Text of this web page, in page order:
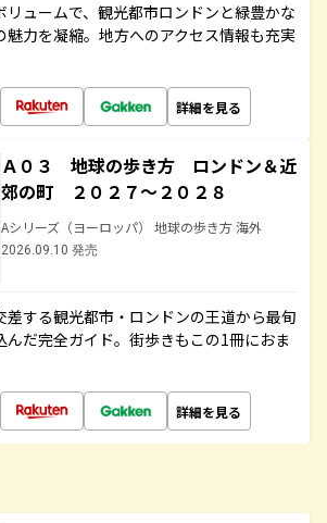
リュームで、観光都市ロンドンと緑豊かな
魅力を凝縮。地方へのアクセス情報も充実
詳細を見る
Ａ０３ 地球の歩き方 ロンドン＆近
郊の町 ２０２７～２０２８
Aシリーズ（ヨーロッパ） 地球の歩き方 海外
2026.09.10 発売
差する観光都市・ロンドンの王道から最旬
んだ完全ガイド。街歩きもこの1冊におま
詳細を見る